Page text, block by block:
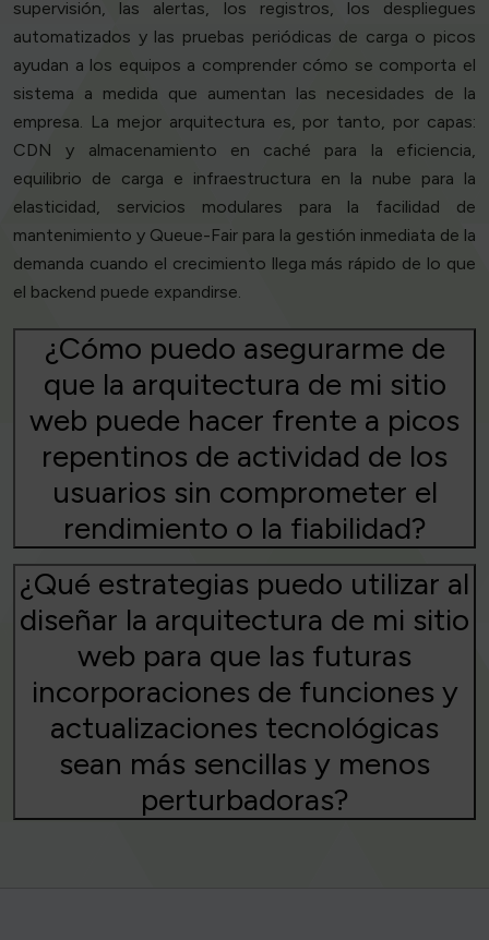
supervisión, las alertas, los registros, los despliegues
automatizados y las pruebas periódicas de carga o picos
ayudan a los equipos a comprender cómo se comporta el
sistema a medida que aumentan las necesidades de la
empresa. La mejor arquitectura es, por tanto, por capas:
CDN y almacenamiento en caché para la eficiencia,
equilibrio de carga e infraestructura en la nube para la
elasticidad, servicios modulares para la facilidad de
mantenimiento y Queue-Fair para la gestión inmediata de la
demanda cuando el crecimiento llega más rápido de lo que
el backend puede expandirse.
¿Cómo puedo asegurarme de
que la arquitectura de mi sitio
web puede hacer frente a picos
repentinos de actividad de los
usuarios sin comprometer el
rendimiento o la fiabilidad?
¿Qué estrategias puedo utilizar al
diseñar la arquitectura de mi sitio
web para que las futuras
incorporaciones de funciones y
actualizaciones tecnológicas
sean más sencillas y menos
perturbadoras?